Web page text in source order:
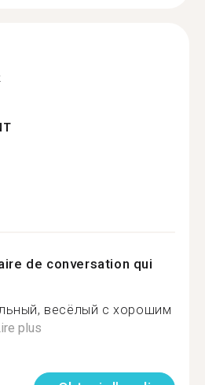
de conversation qui
весёлый с хорошим
plus